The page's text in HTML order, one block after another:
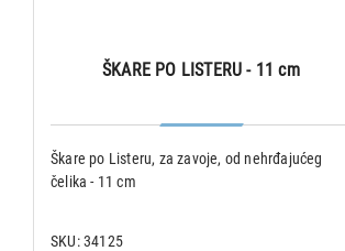
ŠKARE PO LISTERU - 11 cm
Škare po Listeru, za zavoje, od nehrđajućeg
čelika - 11 cm
SKU: 34125